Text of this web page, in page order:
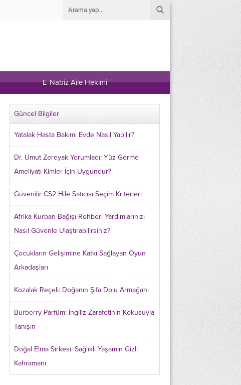
E-Nabiz Aile Hekimi
Güncel Bilgiler
Yatalak Hasta Bakımı Evde Nasıl Yapılır?
Dr. Umut Zereyak Yorumladı: Yüz Germe
Ameliyatı Kimler İçin Uygundur?
Güvenilir CS2 Hile Satıcısı Seçim Kriterleri
Afrika Kurban Bağışı Rehberi Yardımlarınızı
Nasıl Güvenle Ulaştırabilirsiniz?
Çocukların Gelişimine Katkı Sağlayan Oyun
Arkadaşları
Kozalak Reçeli: Doğanın Şifa Dolu Armağanı
Burberry Parfüm: İngiliz Zarafetinin Kokusuyla
Tanışın
Doğal Elma Sirkesi: Sağlıklı Yaşamın Gizli
Kahramanı